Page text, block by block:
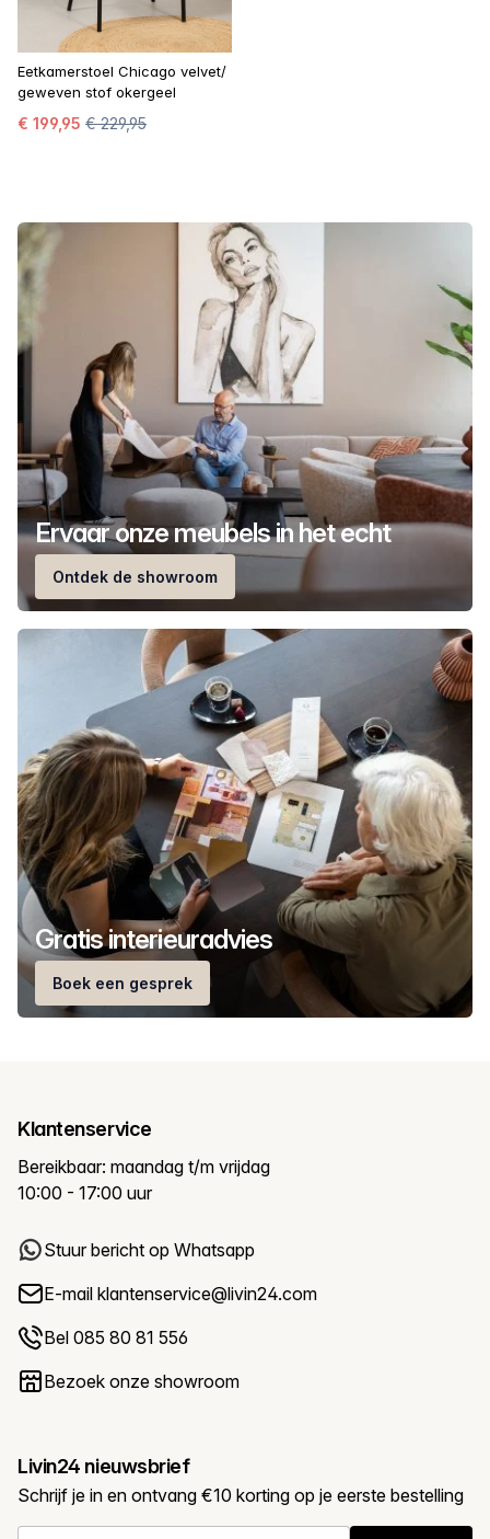
Eetkamerstoel Chicago velvet/
geweven stof okergeel
€ 199,95 € 229,95
Ervaar onze meubels in het echt
Ontdek de showroom
Gratis interieuradvies
Boek een gesprek
Klantenservice
Bereikbaar: maandag t/m vrijdag
10:00 - 17:00 uur
Stuur bericht op Whatsapp
E-mail klantenservice@livin24.com
Bel 085 80 81 556
Bezoek onze showroom
Livin24 nieuwsbrief
Schrijf je in en ontvang €10 korting op je eerste bestelling